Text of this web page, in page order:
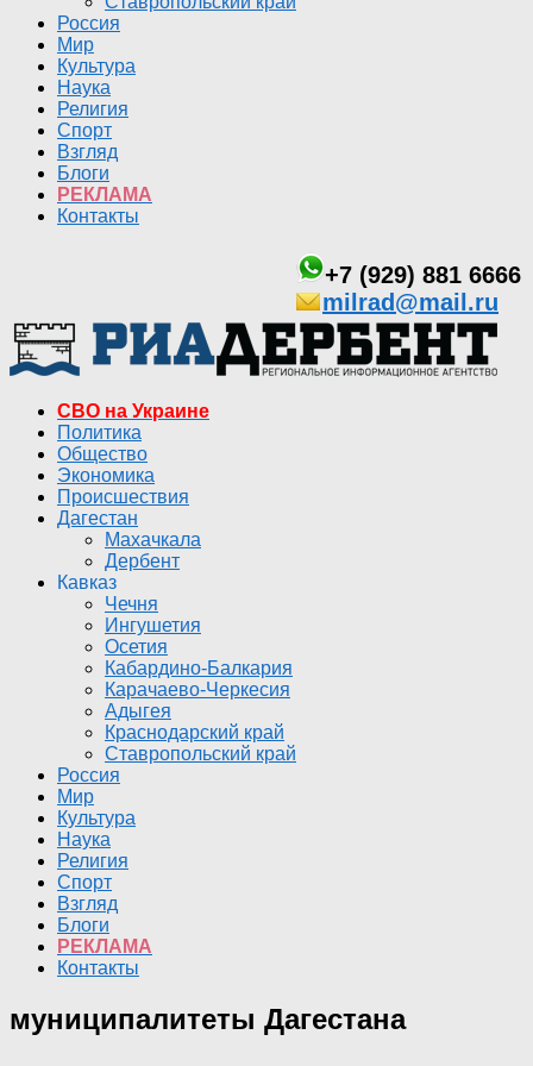
Россия
Мир
Культура
Наука
Религия
Спорт
Взгляд
Блоги
РЕКЛАМА
Контакты
+7 (929) 881 6666
milrad@mail.ru
СВО на Украине
Политика
Общество
Экономика
Происшествия
Дагестан
Махачкала
Дербент
Кавказ
Чечня
Ингушетия
Осетия
Кабардино-Балкария
Карачаево-Черкесия
Адыгея
Краснодарский край
Ставропольский край
Россия
Мир
Культура
Наука
Религия
Спорт
Взгляд
Блоги
РЕКЛАМА
Контакты
муниципалитеты Дагестана